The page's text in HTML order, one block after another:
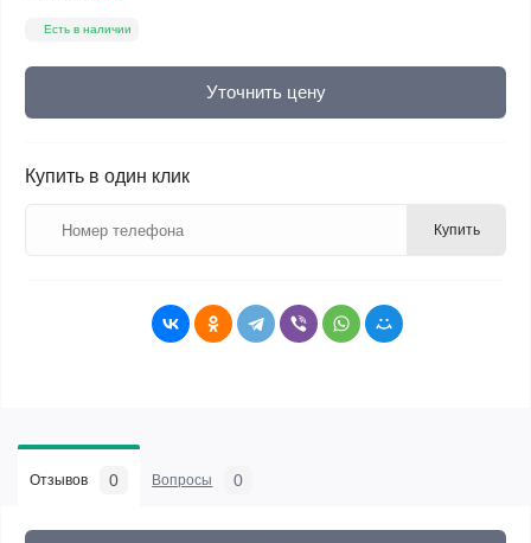
Есть в наличии
Уточнить цену
Купить в один клик
Купить
Отзывов 0 Вопросы 0